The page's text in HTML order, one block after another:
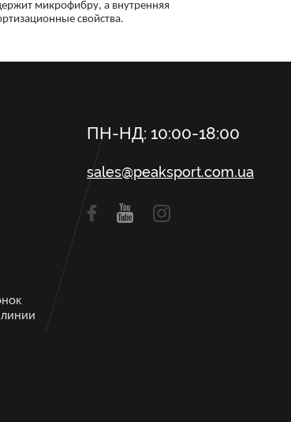
микрофибру, а внутренняя
свойства.
ПН-НД: 10:00-18:00
sales@peaksport.com.ua